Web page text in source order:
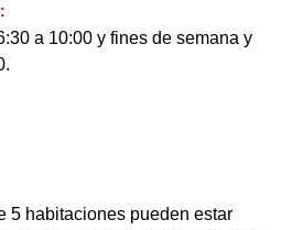
a 10:00 y fines de semana y
5 habitaciones pueden estar